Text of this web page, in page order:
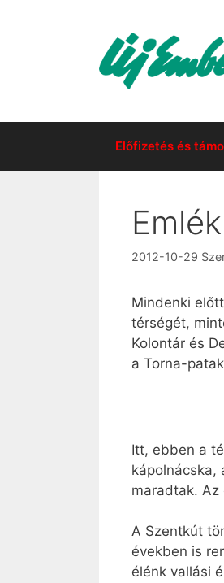
Előfizetés és
2012-10-29
Mindenki
térségét,
Kolontár és
a Torna-
Itt, ebben a
kápolnácska,
maradtak. Az
A Szentkút
években is
élénk vallási